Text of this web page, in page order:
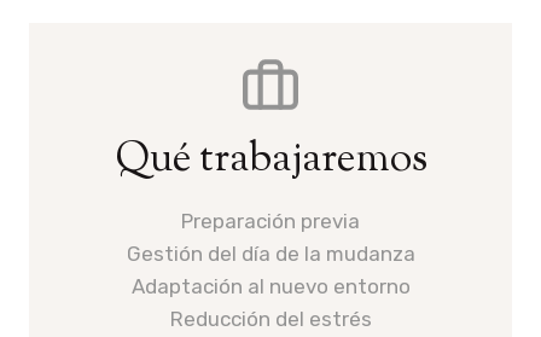
Qué trabajaremos
Preparación previa
Gestión del día de la mudanza
Adaptación al nuevo entorno
Reducción del estrés